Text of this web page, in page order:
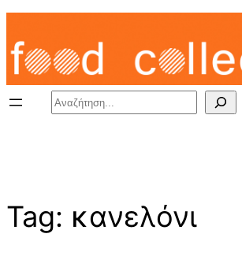
Skip
content
Search
Tag: κανελόνι